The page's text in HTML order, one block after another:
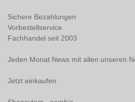
Sichere Bezahlungen
Vorbestellservice
Fachhandel seit 2003
Jeden Monat News mit allen unseren
Jetzt einkaufen